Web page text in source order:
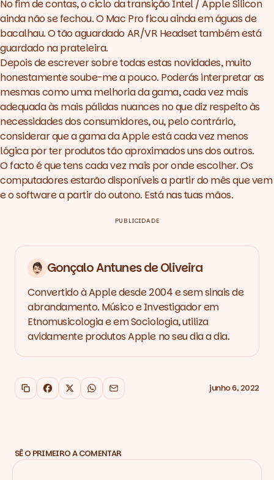
No fim de contas, o ciclo da transição Intel / Apple Silicon
ainda não se fechou. O Mac Pro ficou ainda em águas de
bacalhau. O tão aguardado AR/VR Headset também está
guardado na prateleira.
Depois de escrever sobre todas estas novidades, muito
honestamente soube-me a pouco. Poderás interpretar as
mesmas como uma melhoria da gama, cada vez mais
adequada às mais pálidas nuances no que diz respeito às
necessidades dos consumidores, ou, pelo contrário,
considerar que a gama da Apple está cada vez menos
lógica por ter produtos tão aproximados uns dos outros.
O facto é que tens cada vez mais por onde escolher. Os
computadores estarão disponíveis a partir do mês que vem
e osoftwarea partir do outono. Está nas tuas mãos.
PUBLICIDADE
Gonçalo Antunes de Oliveira
Convertido à Apple desde 2004 e sem sinais de
abrandamento. Músico e Investigador em
Etnomusicologia e em Sociologia, utiliza
avidamente produtos Apple no seu dia a dia.
Copiar link
Facebook
X WhatsApp
Email junho 6, 2022
SÊ O PRIMEIRO A COMENTAR